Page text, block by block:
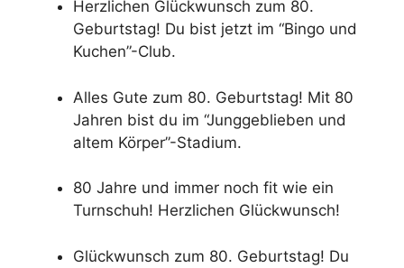
Herzlichen Glückwunsch zum 80.
Geburtstag! Du bist jetzt im “Bingo und
Kuchen”-Club.
Alles Gute zum 80. Geburtstag! Mit 80
Jahren bist du im “Junggeblieben und
altem Körper”-Stadium.
80 Jahre und immer noch fit wie ein
Turnschuh! Herzlichen Glückwunsch!
Glückwunsch zum 80. Geburtstag! Du